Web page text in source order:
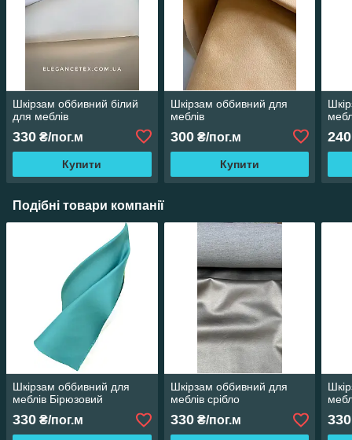
Шкірзам оббивний білий
для меблів
330 ₴/пог.м
Купити
Шкірзам оббивний для
меблів
300₴/пог.м
Купити
240
Подібні товари компанії
Шкірзам оббивний для
меблів Бірюзовий
330 ₴/пог.м
Шкірзам оббивний для
меблів срібло
330₴/пог.м 330